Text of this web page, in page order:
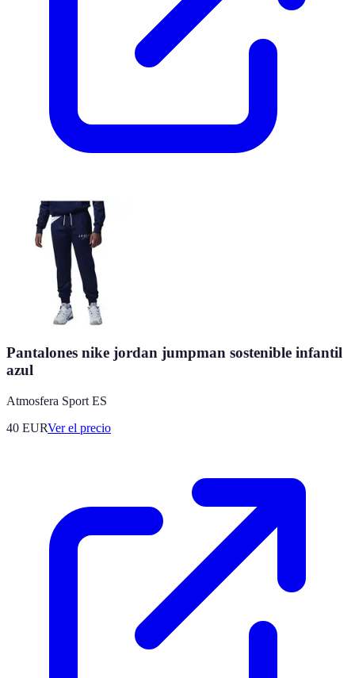
Pantalones nike jordan jumpman sostenible infantil
azul
Atmosfera Sport ES
40 EURVer el precio